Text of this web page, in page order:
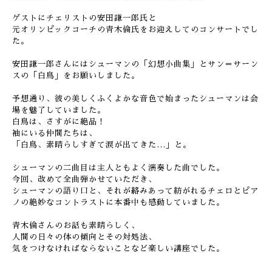
ゲストにチェリストの安田謙一郎氏と
元オリンピックコーチの青木倫氏をお迎えしてのコンサートでし
た。
安田謙一郎さんにはシューマンの「幻想小曲集」とサン＝サーン
スの「白鳥」をお願いしました。
予想通り、彼の美しくふくよかな音色で始まったシューマンは会
場を魅了していました。
白鳥は、さすがに絶品！
袖にいる仲間たちは、
「白鳥、素晴らしすぎて涙が出てきた…」と。
シューマンの二曲目は主人ともよく演奏した曲でした。
今回、改めて全曲弾かせていただき、
シューマンの語り口と、それが絡みあって紡がれるチェロとピア
ノの絶妙なコントラストに本番中も感動していました。
青木倫さんのお話も素晴らしく、
人間の日々の体の傾向とその対処法、
気をつけなければならないことなど楽しい講座でした。